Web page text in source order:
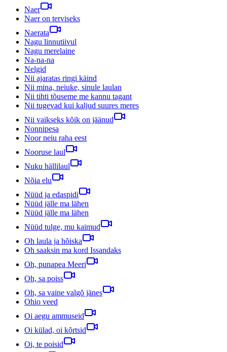
Naer
Naer on terviseks
Naerata
Nagu linnutiivul
Nagu merelaine
Na-na-na
Nelgid
Nii ajaratas ringi käind
Nii mina, neiuke, sinule laulan
Nii tihti tõuseme me kannu tagant
Nii tugevad kui kaljud suures meres
Nii vaikseks kõik on jäänud
Nonnipesa
Noor neiu raha eest
Nooruse laul
Nuku hällilaul
Nõia elu
Nüüd ja edaspidi
Nüüd jälle ma lähen
Nüüd jälle ma lähen
Nüüd tulge, mu kaimud
Oh laula ja hõiska
Oh saaksin ma kord Issandaks
Oh, punapea Meeri
Oh, sa poiss
Oh, sa vaine valgõ jänes
Ohio veed
Oi aegu ammuseid
Oi külad, oi kõrtsid
Oi, te poisid